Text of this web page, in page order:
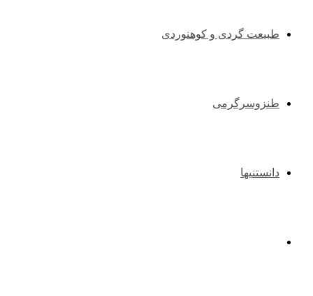
طبیعت گردی و کوهنوردی
طنزوسرگرمی
دانستنیها